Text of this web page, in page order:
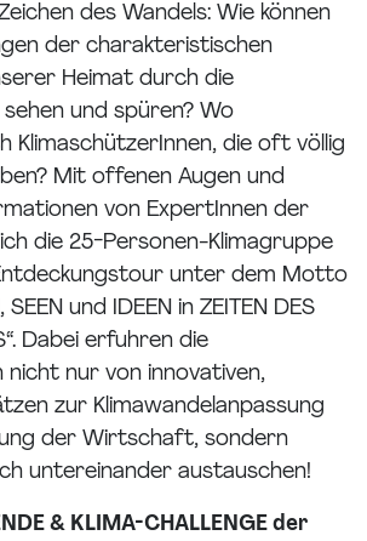
des Wandels: Wie können
der charakteristischen
Heimat durch die
und spüren? Wo
KlimaschützerInnen, die oft völlig
Mit offenen Augen und
von ExpertInnen der
die 25-Personen-Klimagruppe
unter dem Motto
SEEN und IDEEN in ZEITEN DES
Dabei erfuhren die
nicht nur von innovativen,
zur Klimawandelanpassung
der Wirtschaft, sondern
untereinander austauschen!
& KLIMA-CHALLENGE der